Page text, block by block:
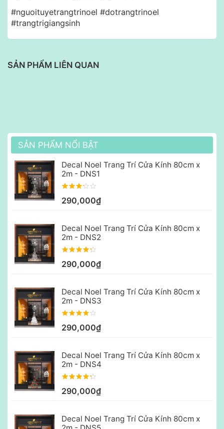
#nguoituyetrangtrinoel #dotrangtrinoel
#trangtrigiangsinh
SẢN PHẨM LIÊN QUAN
SẢN PHẨM NỔI BẬT
Decal Noel Trang Trí Cửa Kính 80cm x
2m - DNS1
290,000₫
Decal Noel Trang Trí Cửa Kính 80cm x
2m - DNS2
290,000₫
Decal Noel Trang Trí Cửa Kính 80cm x
2m - DNS3
290,000₫
Decal Noel Trang Trí Cửa Kính 80cm x
2m - DNS4
290,000₫
Decal Noel Trang Trí Cửa Kính 80cm x